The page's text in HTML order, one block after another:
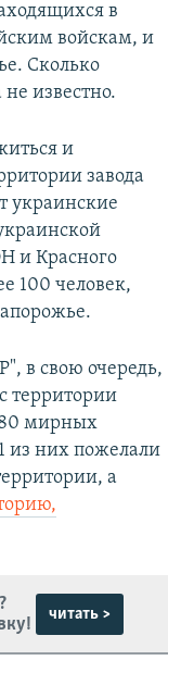
в
войскам, и
Сколько
известно.
и
завода
украинские
и Красного
100 человек,
в свою очередь,
территории
80 мирных
из них пожелали
а
читать >